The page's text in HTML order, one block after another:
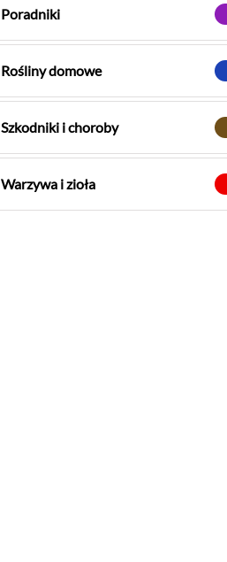
Poradniki
Rośliny domowe
Szkodniki i choroby
Warzywa i zioła